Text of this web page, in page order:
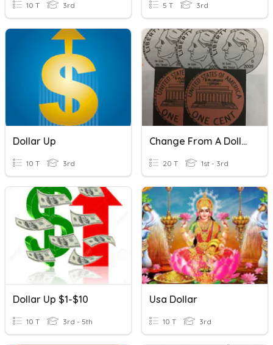
10 T 3rd 5 T 3rd
Dollar Up
10 T 3rd
Change From A Dollar
20 T 1st - 3rd
Dollar Up $1-$10
10 T 3rd - 5th
Usa Dollar
10 T 3rd